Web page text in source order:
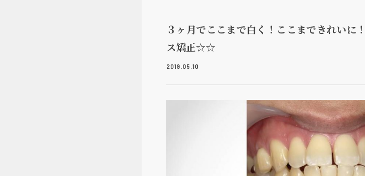
３ヶ月でここまで白く！ここまできれいに
ス矯正☆☆
2019.05.10